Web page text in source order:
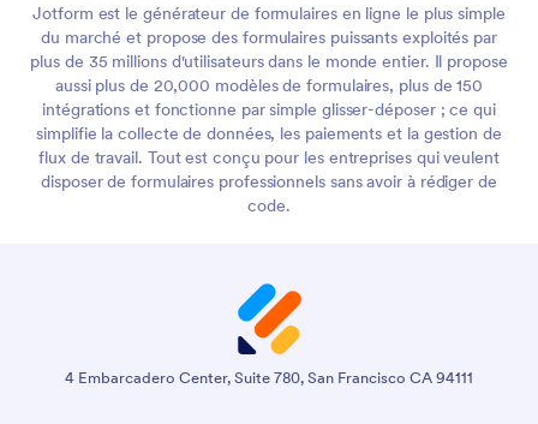
Jotform est le générateur de formulaires en ligne le plus simple
du marché et propose des formulaires puissants exploités par
plus de 35 millions d'utilisateurs dans le monde entier. Il propose
aussi plus de 20,000 modèles de formulaires, plus de 150
intégrations et fonctionne par simple glisser-déposer ; ce qui
simplifie la collecte de données, les paiements et la gestion de
flux de travail. Tout est conçu pour les entreprises qui veulent
disposer de formulaires professionnels sans avoir à rédiger de
code.
4 Embarcadero Center, Suite 780, San Francisco CA 94111